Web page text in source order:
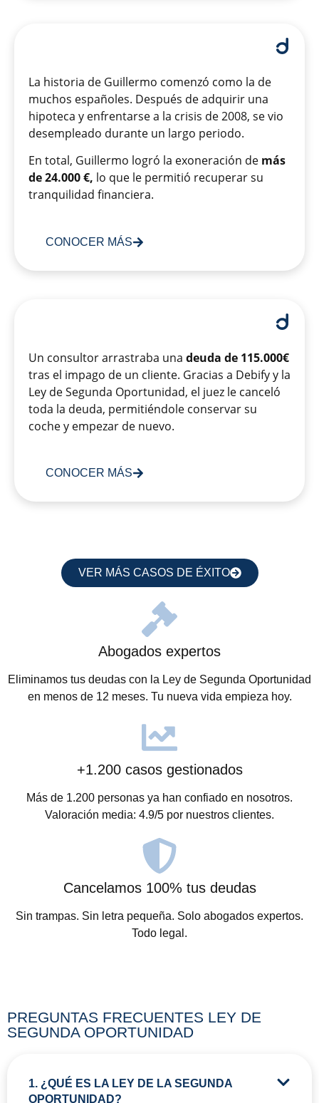
La historia de Guillermo comenzó como la de
muchos españoles. Después de adquirir una
hipoteca y enfrentarse a la crisis de 2008, se vio
desempleado durante un largo periodo.
En total, Guillermo logró la exoneración de más
de 24.000 €, lo que le permitió recuperar su
tranquilidad financiera.
CONOCER MÁS
Un consultor arrastraba una deuda de 115.000€
tras el impago de un cliente. Gracias a Debify y la
Ley de Segunda Oportunidad, el juez le canceló
toda la deuda, permitiéndole conservar su
coche y empezar de nuevo.
CONOCER MÁS
VER MÁS CASOS DE ÉXITO
Abogados expertos
Eliminamos tus deudas con la Ley de Segunda Oportunidad
en menos de 12 meses. Tu nueva vida empieza hoy.
+1.200 casos gestionados
Más de 1.200 personas ya han confiado en nosotros.
Valoración media: 4.9/5 por nuestros clientes.
Cancelamos 100% tus deudas
Sin trampas. Sin letra pequeña. Solo abogados expertos.
Todo legal.
PREGUNTAS FRECUENTES LEY DE
SEGUNDA OPORTUNIDAD
1. ¿QUÉ ES LA LEY DE LA SEGUNDA
OPORTUNIDAD?